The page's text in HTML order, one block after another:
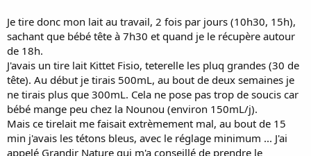
Je tire donc mon lait au travail, 2 fois par jours (10h30, 15h),
sachant que bébé tête à 7h30 et quand je le récupère autour
de 18h.
J'avais un tire lait Kittet Fisio, teterelle les pluq grandes (30 de
tête). Au début je tirais 500mL, au bout de deux semaines je
ne tirais plus que 300mL. Cela ne pose pas trop de soucis car
bébé mange peu chez la Nounou (environ 150mL/j).
Mais ce tirelait me faisait extrèmement mal, au bout de 15
min j'avais les tétons bleus, avec le réglage minimum ... J'ai
appelé Grandir Nature qui m'a conseillé de prendre le